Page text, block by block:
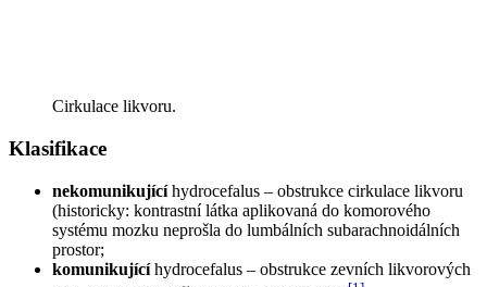
Cirkulace likvoru.
Klasifikace
nekomunikujícíhydrocefalus – obstrukce cirkulace likvoru
(historicky: kontrastní látka aplikovaná do komorového
systému mozku neprošla do lumbálních subarachnoidálních
prostor;
komunikujícíhydrocefalus – obstrukce zevních likvorových